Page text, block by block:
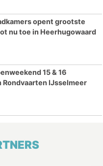
opent grootste
nu toe in Heerhugowaard
15 & 16
Rondvaarten IJsselmeer